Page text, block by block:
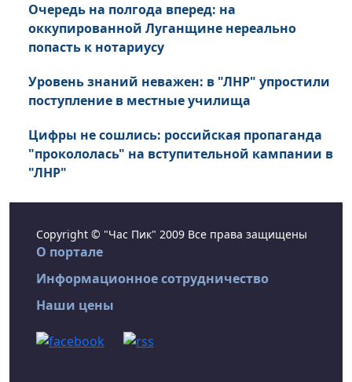
Очередь на полгода вперед: на
оккупированной Луганщине нереально
попасть к нотариусу
Уровень знаний неважен: в "ЛНР" упростили
поступление в местные училища
Цифры не сошлись: российская пропаганда
"прокололась" на вступительной кампании в
"ЛНР"
Copyright © "Час Пик" 2009 Все права защищены
О портале
Информационное сотрудничество
Наши цены